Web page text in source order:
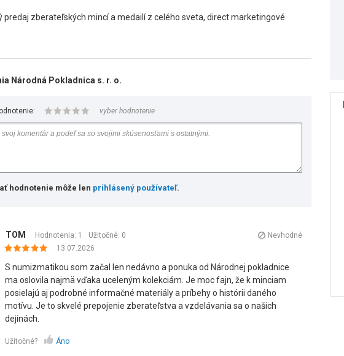
predaj zberateľských mincí a medailí z celého sveta, direct marketingové
Národná Pokladnica s. r. o.
vyber hodnotenie
hodnotenie môže len prihlásený používateľ.
TOM Hodnotenia: 1 Užitočné: 0
Nevhodné
13.07.2026
S numizmatikou som začal len nedávno a ponuka od Národnej pokladnice
ma oslovila najmä vďaka uceleným kolekciám. Je moc fajn, že k minciam
posielajú aj podrobné informačné materiály a príbehy o histórii daného
motívu. Je to skvelé prepojenie zberateľstva a vzdelávania sa o našich
dejinách.
Užitočné? Áno